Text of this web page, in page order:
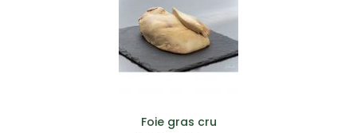
VOIR EN DÉTAIL
Foie gras cru